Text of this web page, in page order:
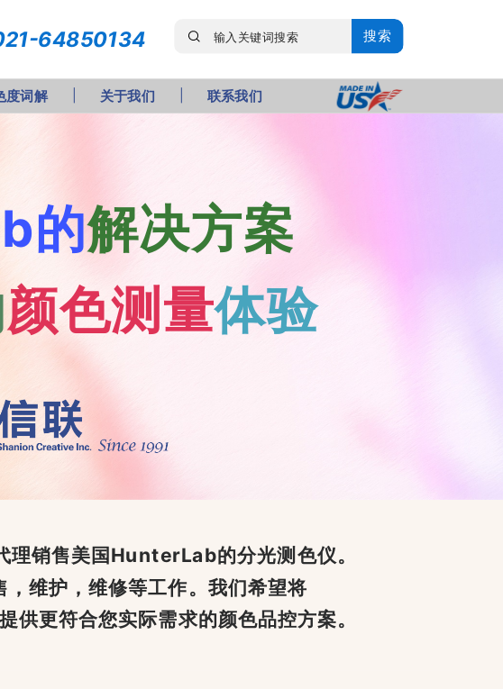
度词解 关于我们 联系我们
64850134 搜索
的解决方案
颜色测量体验
销售美国HunterLab的分光测色仪。
维护，维修等工作。我们希望将
更符合您实际需求的颜色品控方案。